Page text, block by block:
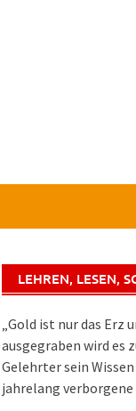
LEHREN, LESEN,
„Gold ist nur das Erz
ausgegraben wird es
Gelehrter sein
jahrelang